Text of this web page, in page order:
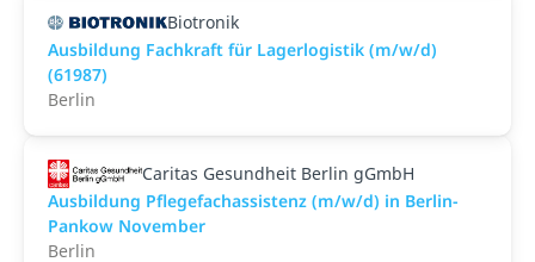
Biotronik
Ausbildung Fachkraft für Lagerlogistik (m/w/d)
(61987)
Berlin
Caritas Gesundheit Berlin gGmbH
Ausbildung Pflegefachassistenz (m/w/d) in Berlin-
Pankow November
Berlin